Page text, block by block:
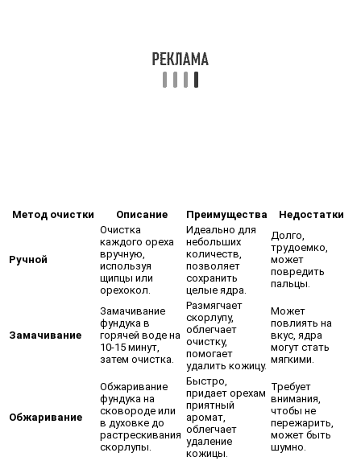
Метод очистки Описание Преимущества Недостатки
Ручной
Очистка
каждого ореха
вручную,
используя
щипцы или
орехокол.
Идеально для
небольших
количеств,
позволяет
сохранить
целые ядра.
Долго,
трудоемко,
может
повредить
пальцы.
Замачивание
Замачивание
фундука в
горячей воде на
10-15 минут,
затем очистка.
Размягчает
скорлупу,
облегчает
очистку,
помогает
удалить кожицу.
Может
повлиять на
вкус, ядра
могут стать
мягкими.
Обжаривание
Обжаривание
фундука на
сковороде или
в духовке до
растрескивания
скорлупы.
Быстро,
придает орехам
приятный
аромат,
облегчает
удаление
кожицы.
Требует
внимания,
чтобы не
пережарить,
может быть
шумно.